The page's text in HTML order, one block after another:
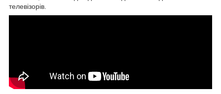
телевізорів.